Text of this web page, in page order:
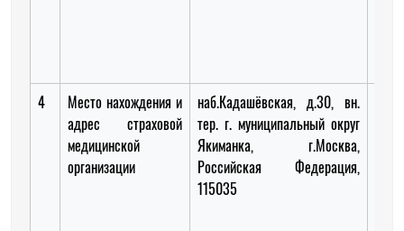
4
Место нахождения и
адрес страховой
медицинской
организации
наб.Кадашёвская, д.30, вн.
тер. г. муниципальный округ
Якиманка, г.Москва,
Российская Федерация,
115035